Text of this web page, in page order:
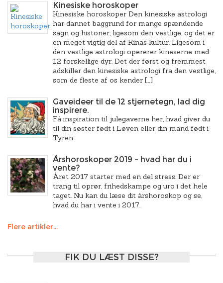
Kinesiske horoskoper
Kinesiske horoskoper Den kinesiske astrologi
har dannet baggrund for mange spændende
sagn og historier, ligesom den vestlige, og det er
en meget vigtig del af Kinas kultur. Ligesom i
den vestlige astrologi opererer kineserne med
12 forskellige dyr. Det der først og fremmest
adskiller den kinesiske astrologi fra den vestlige,
som de fleste af os kender […]
Gaveideer til de 12 stjernetegn, lad dig
inspirere.
Få inspiration til julegaverne her, hvad giver du
til din søster født i Løven eller din mand født i
Tyren.
Årshoroskoper 2019 – hvad har du i
vente?
Året 2017 starter med en del stress. Der er
trang til oprør, frihedskampe og uro i det hele
taget. Nu kan du læse dit årshoroskop og se,
hvad du har i vente i 2017.
Flere artikler...
FIK DU LÆST DISSE?